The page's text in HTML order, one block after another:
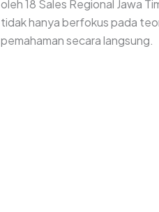
oleh 18 Sales Regional Jawa
tidak hanya berfokus pada
pemahaman secara langsung.